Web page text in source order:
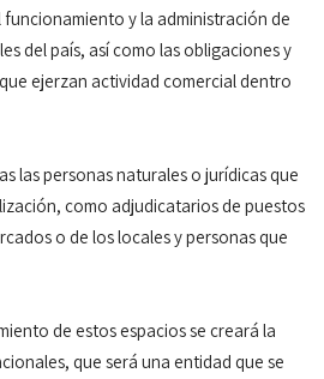
y la administración de
del país, así como las obligaciones y
ejerzan actividad comercial dentro
las personas naturales o jurídicas que
como adjudicatarios de puestos
o de los locales y personas que
de estos espacios se creará la
que será una entidad que se